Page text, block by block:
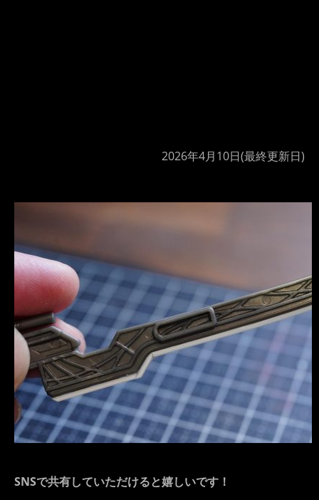
2026年4月10日(最終更新日)
SNSで共有していただけると嬉しいです！